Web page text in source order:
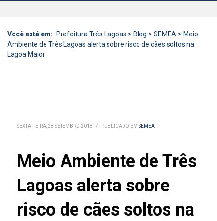
Você está em: Prefeitura Três Lagoas > Blog > SEMEA > Meio
Ambiente de Três Lagoas alerta sobre risco de cães soltos na
Lagoa Maior
SEXTA-FEIRA, 28 SETEMBRO 2018 / PUBLICADO EM SEMEA
Meio Ambiente de Três
Lagoas alerta sobre
risco de cães soltos na